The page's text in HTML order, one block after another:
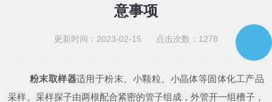
意事项
更新时间：2023-02-15 点击次数：1278
粉末取样器适用于粉末、小颗粒、小晶体等固体化工产品
采样。采样探子由两根配合紧密的管子组成，外管开一组槽子，